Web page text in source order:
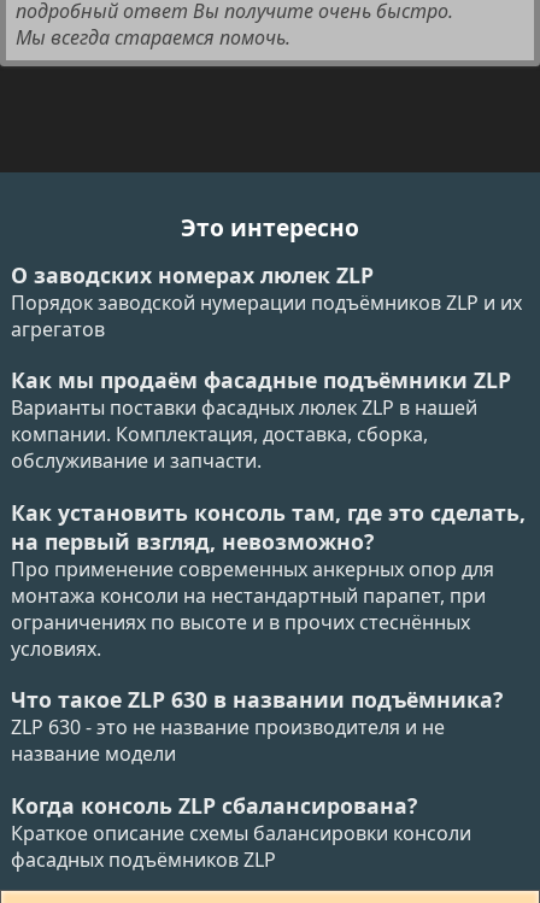
подробный ответ Вы получите очень быстро.
Мы всегда стараемся помочь.
Это интересно
О заводских номерах люлек ZLP
Порядок заводской нумерации подъёмников ZLP и их
агрегатов
Как мы продаём фасадные подъёмники ZLP
Варианты поставки фасадных люлек ZLP в нашей
компании. Комплектация, доставка, сборка,
обслуживание и запчасти.
Как установить консоль там, где это сделать,
на первый взгляд, невозможно?
Про применение современных анкерных опор для
монтажа консоли на нестандартный парапет, при
ограничениях по высоте и в прочих стеснённых
условиях.
Что такое ZLP 630 в названии подъёмника?
ZLP 630 - это не название производителя и не
название модели
Когда консоль ZLP сбалансирована?
Краткое описание схемы балансировки консоли
фасадных подъёмников ZLP